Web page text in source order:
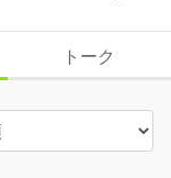
トーク